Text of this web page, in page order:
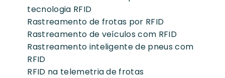
tecnologia RFID
Rastreamento de frotas por RFID
Rastreamento de veículos com RFID
Rastreamento inteligente de pneus com
RFID
RFID na telemetria de frotas